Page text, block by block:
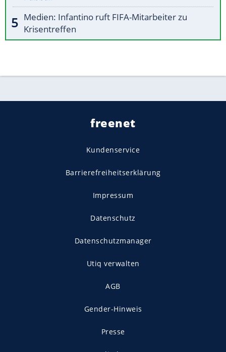
Medien: Infantino ruft FIFA-Mitarbeiter zu
Krisentreffen
freenet
Kundenservice
Barrierefreiheitserklärung
Impressum
Datenschutz
Datenschutzmanager
Utiq verwalten
AGB
Gender-Hinweis
Presse